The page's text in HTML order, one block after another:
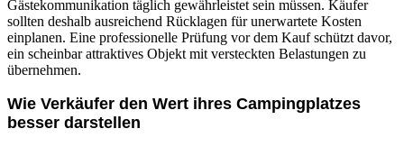
Gästekommunikation täglich gewährleistet sein müssen. Käufer
sollten deshalb ausreichend Rücklagen für unerwartete Kosten
einplanen. Eine professionelle Prüfung vor dem Kauf schützt davor,
ein scheinbar attraktives Objekt mit versteckten Belastungen zu
übernehmen.
Wie Verkäufer den Wert ihres Campingplatzes
besser darstellen